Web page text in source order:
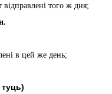
того ж дня;
в цей же день;
)